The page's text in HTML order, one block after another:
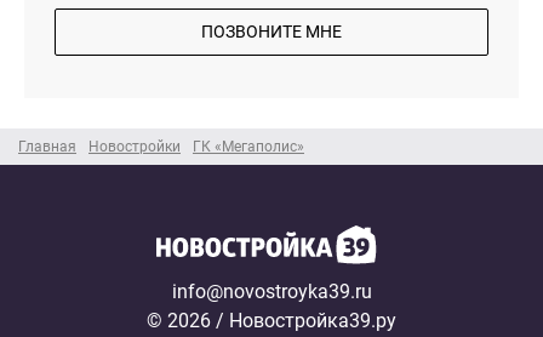
Главная Новостройки ГК «Мегаполис»
ПОЗВОНИТЕ МНЕ
info@novostroyka39.ru
© 2026 / Новостройка39.ру